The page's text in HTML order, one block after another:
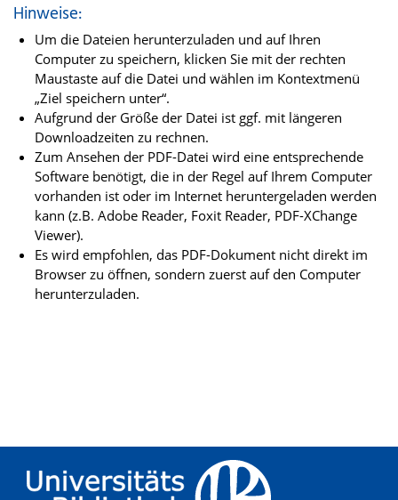
Hinweise:
Um die Dateien herunterzuladen und auf Ihren
Computer zu speichern, klicken Sie mit der rechten
Maustaste auf die Datei und wählen im Kontextmenü
„Ziel speichern unter“.
Aufgrund der Größe der Datei ist ggf. mit längeren
Downloadzeiten zu rechnen.
Zum Ansehen der PDF-Datei wird eine entsprechende
Software benötigt, die in der Regel auf Ihrem Computer
vorhanden ist oder im Internet heruntergeladen werden
kann (z.B. Adobe Reader, Foxit Reader, PDF-XChange
Viewer).
Es wird empfohlen, das PDF-Dokument nicht direkt im
Browser zu öffnen, sondern zuerst auf den Computer
herunterzuladen.